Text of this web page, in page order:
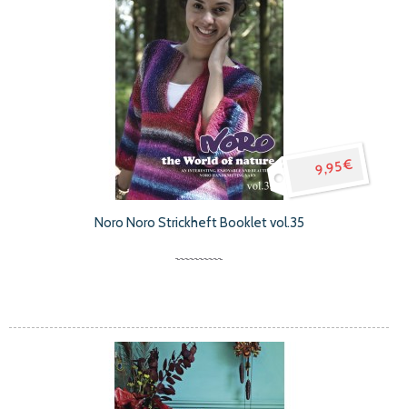
9,95 €
Noro Noro Strickheft Booklet vol.35